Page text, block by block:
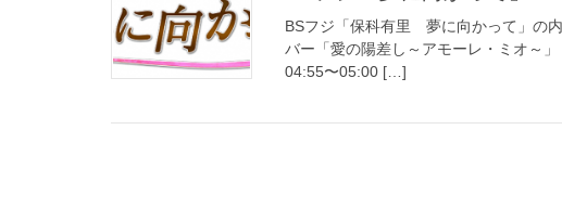
BSフジ「保科有里 夢に向かって」の
バー「愛の陽差し～アモーレ・ミオ～
04:55〜05:00 […]